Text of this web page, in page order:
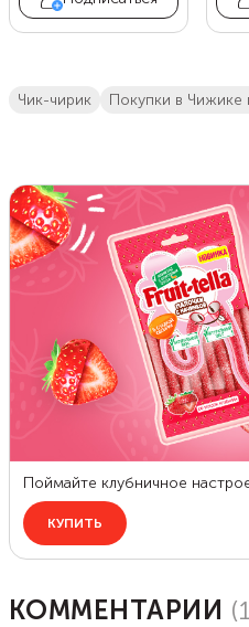
Чик-чирик Покупки в
КОММЕНТАРИИ (